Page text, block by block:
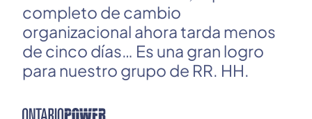
completo de cambio
organizacional ahora tarda menos
de cinco días… Es una gran logro
para nuestro grupo de RR. HH.